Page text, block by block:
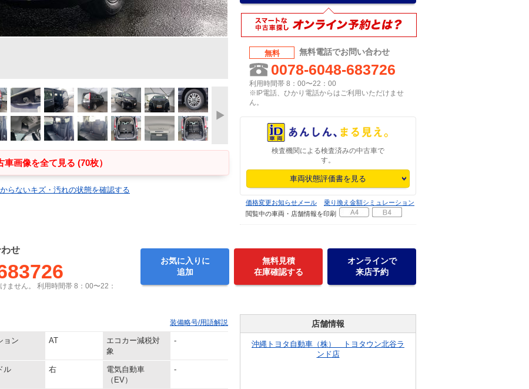
車画像を全て見る (70枚）
らないキズ・汚れの状態を確認する
無料 無料電話でお問い合わせ
0078-6048-683726
利用時間帯 8：00〜22：00
※IP電話、ひかり電話からはご利用いただけませ
ん。
検査機関による検査済みの中古車で
す。
車両状態評価書を見る
価格変更お知らせメール
乗り換え金額シミュレーション
閲覧中の車両・店舗情報を印刷
せ
ません。 利用時間帯 8：00〜22：
お気に入りに
追加
無料見積
在庫確認する
オンラインで
来店予約
装備略号/用語解説
ョン AT
エコカー減税対
象
-
ル 右
電気自動車
（EV）
-
店舗情報
沖縄トヨタ自動車（株） トヨタウン北谷ラ
ンド店